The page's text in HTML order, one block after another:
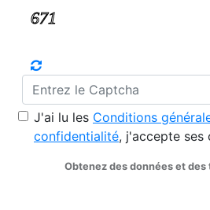
J'ai lu les Conditions
confidentialité, j'accepte ses
Obtenez des données et des